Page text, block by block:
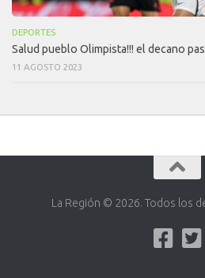
DEPORTES
Salud pueblo Olimpista!!! el decano
11 AGOSTO 2023
La Región © 2026. Todos los